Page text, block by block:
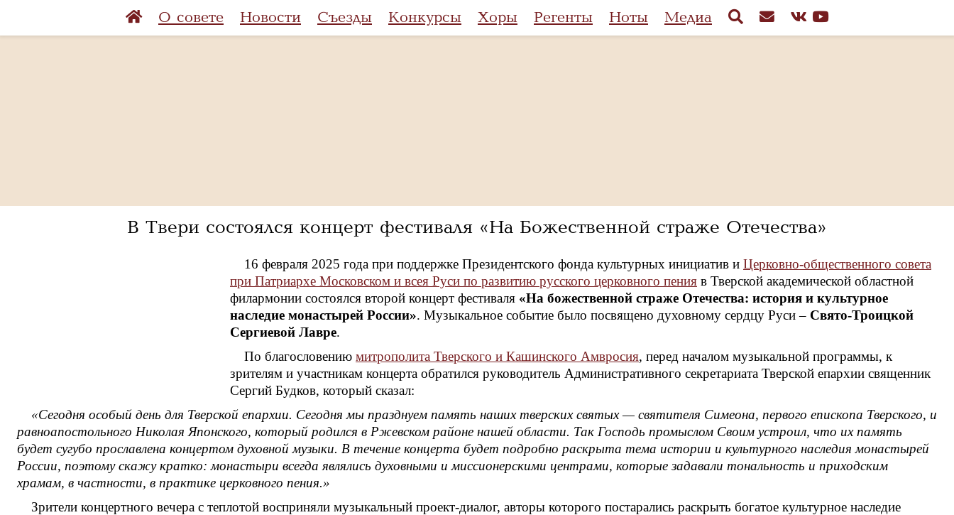
О совете Новости Съезды Конкурсы Хоры Регенты Ноты Медиа
В Твери состоялся концерт фестиваля «На Божественной страже Отечества»
16 февраля 2025 года при поддержке Президентского фонда культурных инициатив и Церковно-общественного совета
при Патриархе Московском и всея Руси по развитию русского церковного пения в Тверской академической областной
филармонии состоялся второй концерт фестиваля «На божественной страже Отечества: история и культурное
наследие монастырей России». Музыкальное событие было посвящено духовному сердцу Руси – Свято-Троицкой
Сергиевой Лавре.
По благословению митрополита Тверского и Кашинского Амвросия, перед началом музыкальной программы, к
зрителям и участникам концерта обратился руководитель Административного секретариата Тверской епархии священник
Сергий Будков, который сказал:
«Сегодня особый день для Тверской епархии. Сегодня мы празднуем память наших тверских святых — святителя Симеона, первого епископа Тверского, и
равноапостольного Николая Японского, который родился в Ржевском районе нашей области. Так Господь промыслом Своим устроил, что их память
будет сугубо прославлена концертом духовной музыки. В течение концерта будет подробно раскрыта тема истории и культурного наследия монастырей
России, поэтому скажу кратко: монастыри всегда являлись духовными и миссионерскими центрами, которые задавали тональность и приходским
храмам, в частности, в практике церковного пения.»
Зрители концертного вечера с теплотой восприняли музыкальный проект-диалог, авторы которого постарались раскрыть богатое культурное наследие